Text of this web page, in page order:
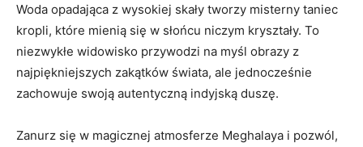
Woda‌ opadająca z wysokiej skały ​tworzy‍ misterny taniec
kropli, które mienią się w słońcu niczym kryształy. To
niezwykłe widowisko przywodzi na myśl obrazy z
najpiękniejszych zakątków świata, ale jednocześnie
zachowuje swoją autentyczną indyjską duszę.
Zanurz się w magicznej atmosferze Meghalaya i pozwól,